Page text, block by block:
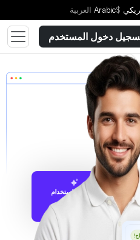
$
Arabic العربية
دخول المستخدم
الاقتراح باستخدام